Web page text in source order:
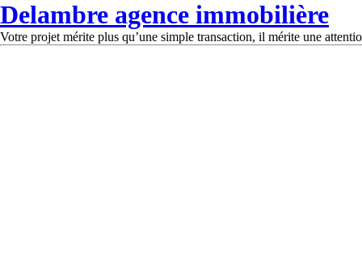
Delambre agence immobilière
Votre projet mérite plus qu’une simple transaction, il mérite une